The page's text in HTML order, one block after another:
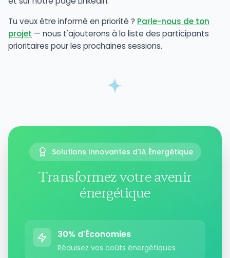
Tu veux être informé en priorité ? Parle-nous de ton
projet — nous t'ajouterons à la liste des participants
prioritaires pour les prochaines sessions.
Solutions Innovantes d'IA Énergétique
Transformez votre avenir
énergétique
30% d'Économies
Réduisez vos coûts énergétiques